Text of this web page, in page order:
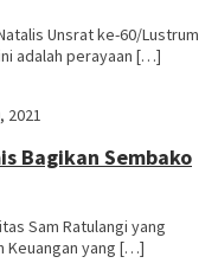
Unsrat ke-60/Lustrum
adalah perayaan […]
2021
Bagikan Sembako
Sam Ratulangi yang
Keuangan yang […]